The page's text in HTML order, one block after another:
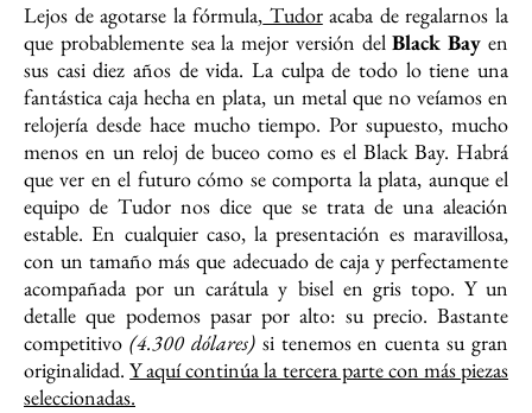
Lejos de agotarse la fórmula, Tudoracaba de regalarnos la
que probablemente sea la mejor versión delBlack Bayen
sus casi diez años de vida. La culpa de todo lo tiene una
fantástica caja hecha en plata, un metal que no veíamos en
relojería desde hace mucho tiempo. Por supuesto, mucho
menos en un reloj de buceo como es el Black Bay. Habrá
que ver en el futuro cómo se comporta la plata, aunque el
equipo de Tudor nos dice que se trata de una aleación
estable. En cualquier caso, la presentación es maravillosa,
con un tamaño más que adecuado de caja y perfectamente
acompañada por un carátula y bisel en gris topo. Y un
detalle que podemos pasar por alto: su precio. Bastante
competitivo (4.300 dólares) si tenemos en cuenta su gran
originalidad.Y aquí continúa la tercera parte con más piezas
seleccionadas.